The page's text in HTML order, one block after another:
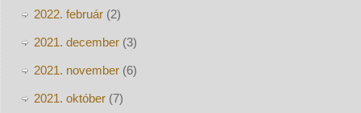
2022. február(2)
2021. december(3)
2021. november(6)
2021. október(7)